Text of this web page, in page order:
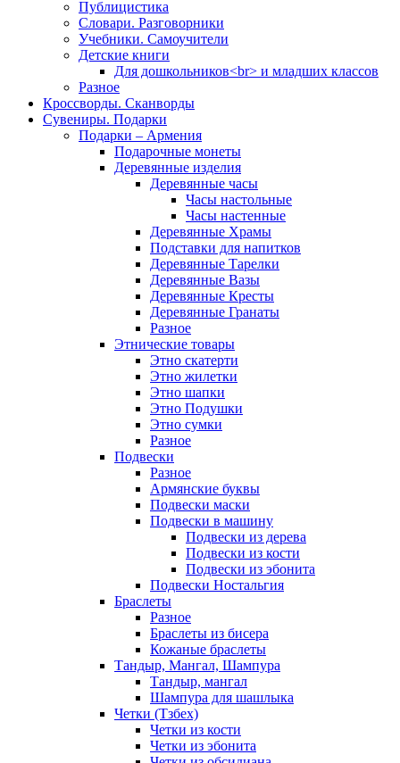
Публицистика
Словари. Разговорники
Учебники. Самоучители
Детские книги
Для дошкольников<br> и младших классов
Разное
Кроссворды. Сканворды
Сувениры. Подарки
Подарки – Армения
Подарочные монеты
Деревянные изделия
Деревянные часы
Часы настольные
Часы настенные
Деревянные Храмы
Подставки для напитков
Деревянные Тарелки
Деревянные Вазы
Деревянные Кресты
Деревянные Гранаты
Разное
Этнические товары
Этно скатерти
Этно жилетки
Этно шапки
Этно Подушки
Этно сумки
Разное
Подвески
Разное
Армянские буквы
Подвески маски
Подвески в машину
Подвески из дерева
Подвески из кости
Подвески из эбонита
Подвески Ностальгия
Браслеты
Разное
Браслеты из бисера
Кожаные браслеты
Тандыр, Мангал, Шампура
Тандыр, мангал
Шампура для шашлыка
Четки (Тзбех)
Четки из кости
Четки из эбонита